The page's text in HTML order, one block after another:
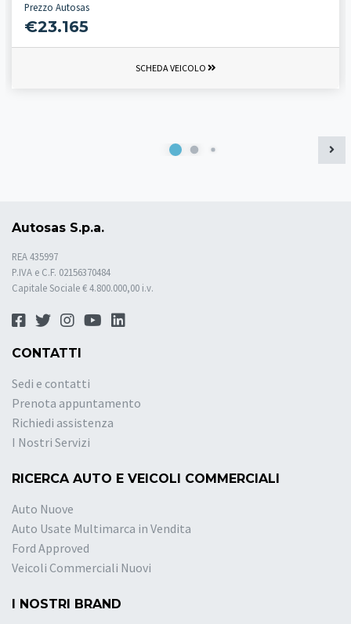
Prezzo Autosas
€23.165
SCHEDA VEICOLO
Autosas S.p.a.
REA 435997
P.IVA e C.F. 02156370484
Capitale Sociale € 4.800.000,00 i.v.
CONTATTI
Sedi e contatti
Prenota appuntamento
Richiedi assistenza
I Nostri Servizi
RICERCA AUTO E VEICOLI COMMERCIALI
Auto Nuove
Auto Usate Multimarca in Vendita
Ford Approved
Veicoli Commerciali Nuovi
I NOSTRI BRAND